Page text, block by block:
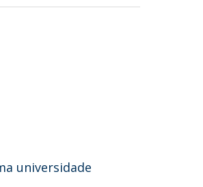
universidade